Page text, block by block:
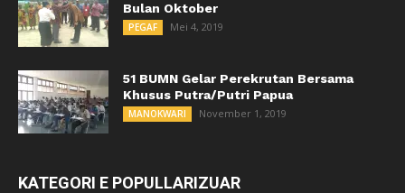
Bulan Oktober
PEGAF Mei 4, 2019
51 BUMN Gelar Perekrutan Bersama
Khusus Putra/Putri Papua
MANOKWARI November 1, 2019
KATEGORI E POPULLARIZUAR